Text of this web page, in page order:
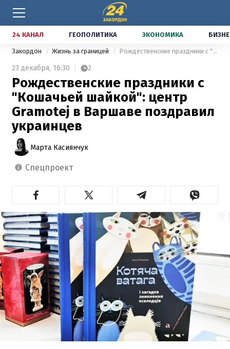
24 КАНАЛ ГЕОПОЛИТИКА ЭКОНОМИКА
Закордон Жизнь за границей Рождественские праздники с "Кошачьей шайкой": центр Gramotej в Варшаве поздравил украинцев
23 декабря, 16:30 2
Рождественские праздники с
"Кошачьей шайкой": центр
Gramotej в Варшаве поздравил
украинцев
Марта Касиянчук
спецпроект